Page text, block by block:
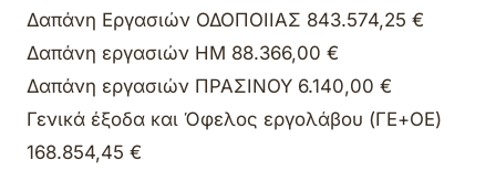
Δαπάνη Εργασιών ΟΔΟΠΟΙΙΑΣ 843.574,25 €
Δαπάνη εργασιών ΗΜ 88.366,00 €
Δαπάνη εργασιών ΠΡΑΣΙΝΟΥ 6.140,00 €
Γενικά έξοδα και Όφελος εργολάβου (ΓΕ+ΟΕ)
168.854,45 €